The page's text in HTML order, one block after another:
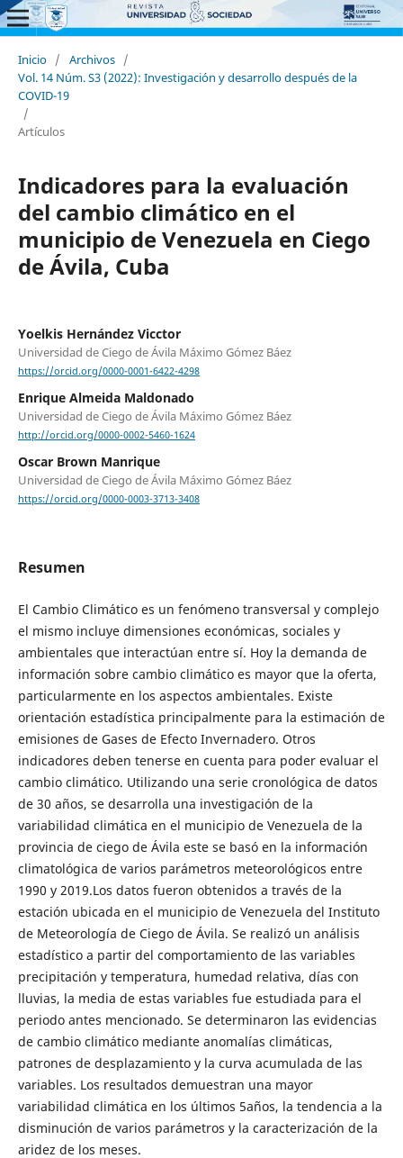
Inicio / Archivos /
Vol. 14 Núm. S3 (2022): Investigación y desarrollo después de la
COVID-19
/
Artículos
Indicadores para la evaluación
del cambio climático en el
municipio de Venezuela en Ciego
de Ávila, Cuba
Yoelkis Hernández Vicctor
Universidad de Ciego de Ávila Máximo Gómez Báez
https://orcid.org/0000-0001-6422-4298
Enrique Almeida Maldonado
Universidad de Ciego de Ávila Máximo Gómez Báez
http://orcid.org/0000-0002-5460-1624
Oscar Brown Manrique
Universidad de Ciego de Ávila Máximo Gómez Báez
https://orcid.org/0000-0003-3713-3408
Resumen
El Cambio Climático es un fenómeno transversal y complejo
el mismo incluye dimensiones económicas, sociales y
ambientales que interactúan entre sí. Hoy la demanda de
información sobre cambio climático es mayor que la oferta,
particularmente en los aspectos ambientales. Existe
orientación estadística principalmente para la estimación de
emisiones de Gases de Efecto Invernadero. Otros
indicadores deben tenerse en cuenta para poder evaluar el
cambio climático. Utilizando una serie cronológica de datos
de 30 años, se desarrolla una investigación de la
variabilidad climática en el municipio de Venezuela de la
provincia de ciego de Ávila este se basó en la información
climatológica de varios parámetros meteorológicos entre
1990 y 2019.Los datos fueron obtenidos a través de la
estación ubicada en el municipio de Venezuela del Instituto
de Meteorología de Ciego de Ávila. Se realizó un análisis
estadístico a partir del comportamiento de las variables
precipitación y temperatura, humedad relativa, días con
lluvias, la media de estas variables fue estudiada para el
periodo antes mencionado. Se determinaron las evidencias
de cambio climático mediante anomalías climáticas,
patrones de desplazamiento y la curva acumulada de las
variables. Los resultados demuestran una mayor
variabilidad climática en los últimos 5años, la tendencia a la
disminución de varios parámetros y la caracterización de la
aridez de los meses.